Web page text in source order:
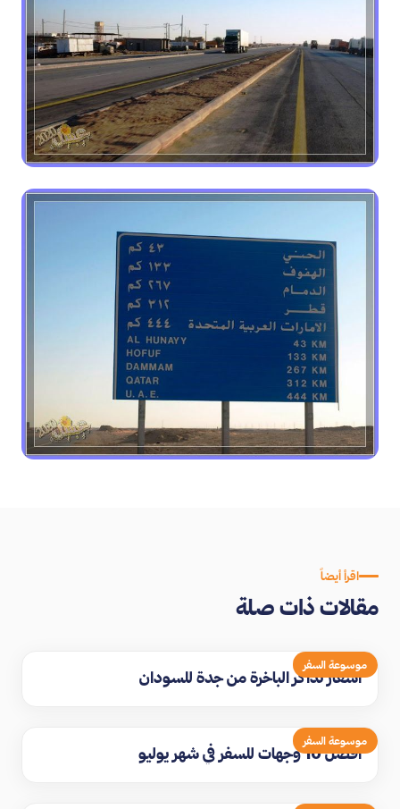
اقرأ أيضاً
مقالات ذات صلة
موسوعة السفر
اسعار تذاكر الباخرة من جدة للسودان
موسوعة السفر
افضل 10 وجهات للسفر في شهر يوليو